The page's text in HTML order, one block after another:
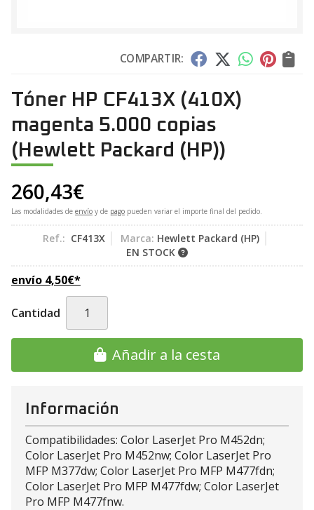
COMPARTIR:
Tóner HP CF413X (410X)
magenta 5.000 copias
(Hewlett Packard (HP))
260,43€
Las modalidades de envío y de pago pueden variar el importe final del pedido.
Ref.: CF413X Marca: Hewlett Packard (HP)
EN STOCK
envío 4,50€*
Cantidad
Añadir a la cesta
Información
Compatibilidades: Color LaserJet Pro M452dn;
Color LaserJet Pro M452nw; Color LaserJet Pro
MFP M377dw; Color LaserJet Pro MFP M477fdn;
Color LaserJet Pro MFP M477fdw; Color LaserJet
Pro MFP M477fnw.